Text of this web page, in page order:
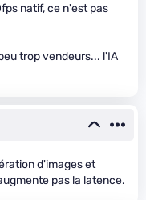
natif, ce n'est pas
trop vendeurs... l'IA
d'images et
pas la latence.